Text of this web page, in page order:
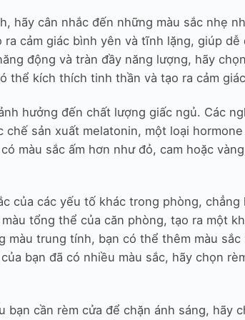
hãy cân nhắc đến những màu sắc nhẹ
cảm giác bình yên và tĩnh lặng, giúp
động và tràn đầy năng lượng, hãy
thể kích thích tinh thần và tạo ra cảm
hưởng đến chất lượng giấc ngủ. Các
sản xuất melatonin, một loại
màu sắc ấm hơn như đỏ, cam hoặc
của các yếu tố khác trong phòng,
tổng thể của căn phòng, tạo ra một
trung tính, bạn có thể thêm màu sắc
bạn đã có nhiều màu sắc, hãy chọn
cần rèm cửa để chặn ánh sáng, hãy